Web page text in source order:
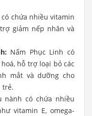
có chứa nhiều vitamin
giảm nếp nhăn và
Nấm Phục Linh có
hỗ trợ loại bỏ các
mắt và dưỡng cho
trẻ.
nành có chứa nhiều
vitamin E, omega-